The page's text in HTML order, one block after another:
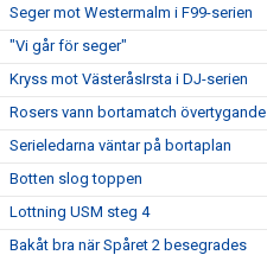
Seger mot Westermalm i F99-serien
"Vi går för seger"
Kryss mot VästeråsIrsta i DJ-serien
Rosers vann bortamatch övertygande
Serieledarna väntar på bortaplan
Botten slog toppen
Lottning USM steg 4
Bakåt bra när Spåret 2 besegrades